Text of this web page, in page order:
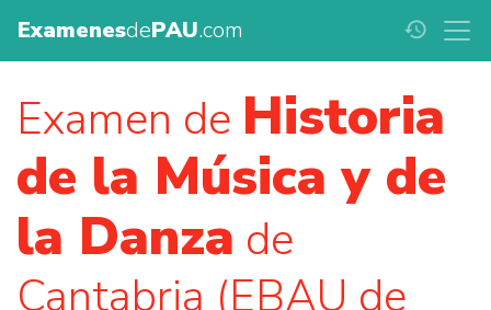
ExamenesdePAU.com history
Examen de Historia
de la Música y de
la Danza de
Cantabria (EBAU de